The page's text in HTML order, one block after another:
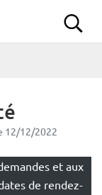
de Seillans
12/12/2022
et aux
de rendez-